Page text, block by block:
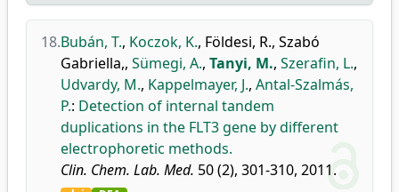
18.Bubán, T., Koczok, K., Földesi, R., Szabó
Gabriella,, Sümegi, A., Tanyi, M., Szerafin, L.,
Udvardy, M., Kappelmayer, J., Antal-Szalmás,
P.: Detection of internal tandem
duplications in the FLT3 gene by different
electrophoretic methods.
Clin. Chem. Lab. Med. 50 (2), 301-310, 2011.